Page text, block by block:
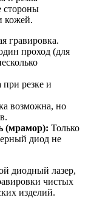
стороны
кожей.
гравировка.
проход (для
при резке и
возможна, но
(мрамор): Только
диод не
диодный лазер,
чистых
изделий.